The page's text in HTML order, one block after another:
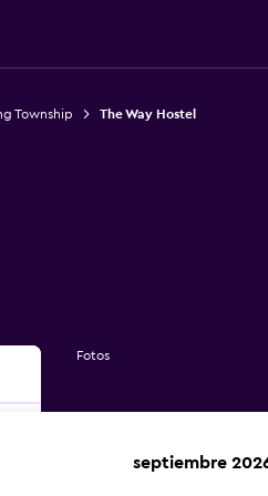
Township The Way Hostel
Fotos
septiembre